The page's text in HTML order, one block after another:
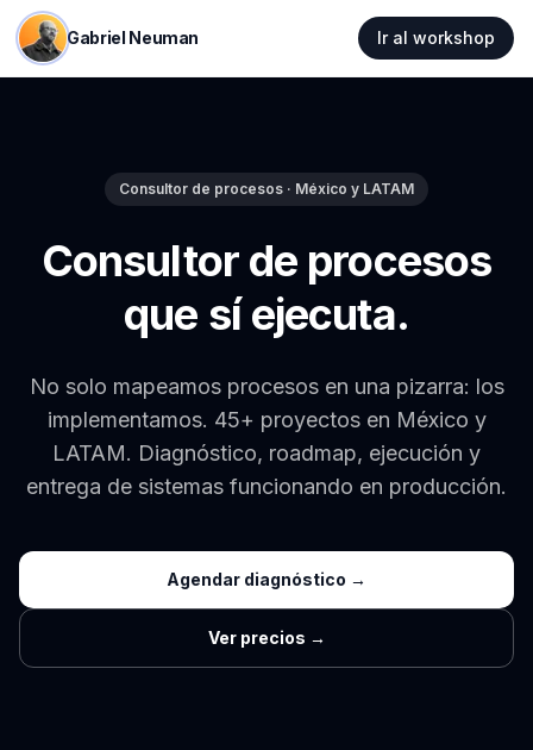
Gabriel Neuman Ir al workshop
Consultor de procesos · México y LATAM
Consultor de procesos
que sí ejecuta.
No solo mapeamos procesos en una pizarra: los
implementamos. 45+ proyectos en México y
LATAM. Diagnóstico, roadmap, ejecución y
entrega de sistemas funcionando en producción.
Agendar diagnóstico →
Ver precios →